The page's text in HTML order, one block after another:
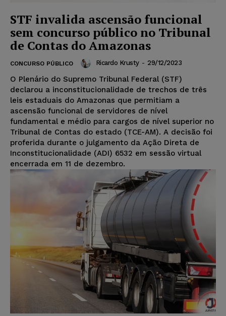
STF invalida ascensão funcional
sem concurso público no Tribunal
de Contas do Amazonas
CONCURSO PÚBLICO Ricardo Krusty - 29/12/2023
O Plenário do Supremo Tribunal Federal (STF)
declarou a inconstitucionalidade de trechos de três
leis estaduais do Amazonas que permitiam a
ascensão funcional de servidores de nível
fundamental e médio para cargos de nível superior no
Tribunal de Contas do estado (TCE-AM). A decisão foi
proferida durante o julgamento da Ação Direta de
Inconstitucionalidade (ADI) 6532 em sessão virtual
encerrada em 11 de dezembro.